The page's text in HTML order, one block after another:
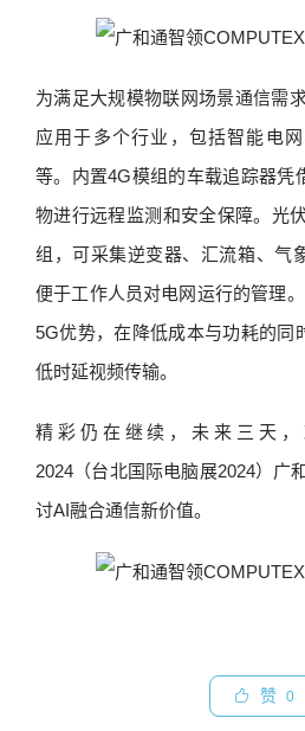
为满足大规模物联网场景通信需
应用于多个行业，包括智能电
等。内置4G模组的车载追踪器凭
物进行远程监测和安全保障。光
组，可采集逆变器、汇流箱、气
便于工作人员对电网运行的管理
5G优势，在降低成本与功耗的同
低时延视频传输。
精彩仍在继续，未来三天，
2024（台北国际电脑展2024）广
讨AI融合通信新价值。
赞 0